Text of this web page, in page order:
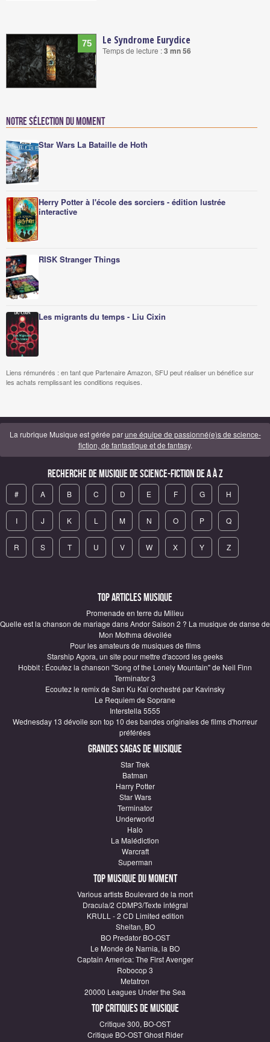
75 Le Syndrome Eurydice
Temps de lecture :3 mn 56
Notre sélection du moment
Star Wars La Bataille de Hoth
Herry Potter à l'école des sorciers - édition lustrée
interactive
RISK Stranger Things
Les migrants du temps - Liu Cixin
Liens rémunérés : en tant que Partenaire Amazon, SFU peut réaliser un bénéfice sur
les achats remplissant les conditions requises.
La rubrique Musique est gérée parune équipe de passionné(e)s de science-
fiction, de fantastique et de fantasy.
Recherche de Musique de science-fiction de A à Z
# A B C D E F G H
I J K L M N O P Q
R S T U V W X Y Z
Top articles Musique
Promenade en terre du Milieu
Quelle est la chanson de mariage dans Andor Saison 2 ? La musique de danse de
Mon Mothma dévoilée
Pour les amateurs de musiques de films
Starship Agora, un site pour mettre d'accord les geeks
Hobbit : Écoutez la chanson "Song of the Lonely Mountain" de Neil Finn
Terminator 3
Ecoutez le remix de San Ku Kaï orchestré par Kavinsky
Le Requiem de Soprane
Interstella 5555
Wednesday 13 dévoile son top 10 des bandes originales de films d'horreur
préférées
Grandes sagas de Musique
Star Trek
Batman
Harry Potter
Star Wars
Terminator
Underworld
Halo
La Malédiction
Warcraft
Superman
Top Musique du moment
Various artists Boulevard de la mort
Dracula/2 CDMP3/Texte intégral
KRULL - 2 CD Limited edition
Sheitan, BO
BO Predator BO-OST
Le Monde de Narnia, la BO
Captain America: The First Avenger
Robocop 3
Metatron
20000 Leagues Under the Sea
Top critiques de Musique
Critique 300, BO-OST
Critique BO-OST Ghost Rider